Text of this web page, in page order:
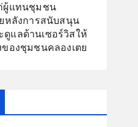
ผู้แทนชุมชน
หลังการสนับสนุน
ดูแลด้านเซอร์วิสให้
ของชุมชนคลองเตย